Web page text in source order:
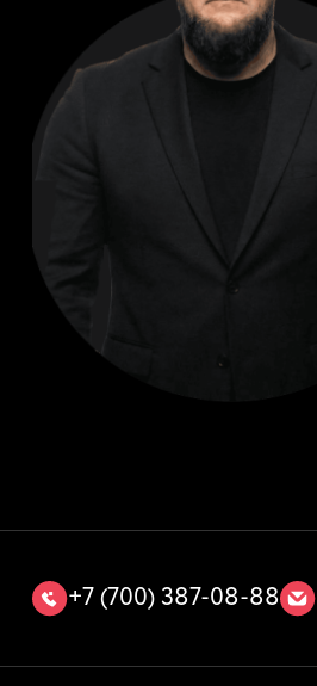
+7 (700) 387-08-88